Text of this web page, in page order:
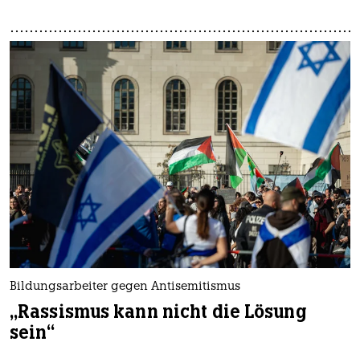
Bildungsarbeiter gegen Antisemitismus
„Rassismus kann nicht die Lösung
sein“